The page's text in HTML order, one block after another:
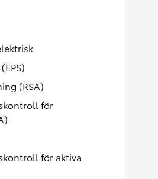
(RSA)
för
för aktiva